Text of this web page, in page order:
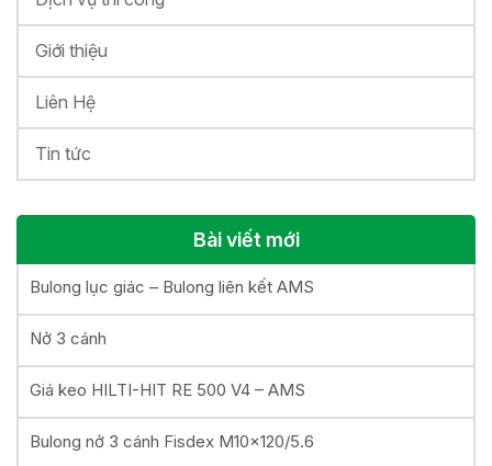
Giới thiệu
Liên Hệ
Tin tức
Bài viết mới
Bulong lục giác – Bulong liên kết AMS
Nở 3 cánh
Giá keo HILTI-HIT RE 500 V4 – AMS
Bulong nở 3 cánh Fisdex M10x120/5.6